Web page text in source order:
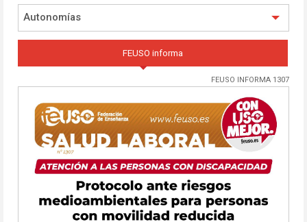
Autonomías
FEUSO informa
FEUSO INFORMA 1307